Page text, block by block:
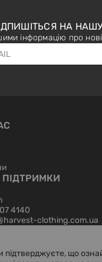
НА
інформацію про нові
4140
clothing.com.ua
що